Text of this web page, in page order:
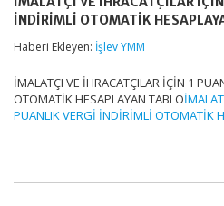
İHRACATÇILAR
İÇİN
PUANLIK
İNDİRİMLİ
OTOMATİK
HESAPLAYAN
İNDİRİMLİ OTOMATİK
Haberi Ekleyen: İşlev YMM
İMALATÇI VE İHRACATÇILAR İÇİN 1
OTOMATİK HESAPLAYAN TABLO
PUANLIK VERGİ İNDİRİMLİ OTOMATİK